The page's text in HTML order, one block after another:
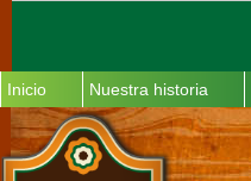
Inicio Nuestra historia